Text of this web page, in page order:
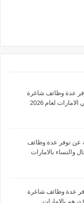
عدة وظائف شاغرة
لعام 2026
عن توفر عدة وظائف
والنساء بالامارات
عدة وظائف شاغرة